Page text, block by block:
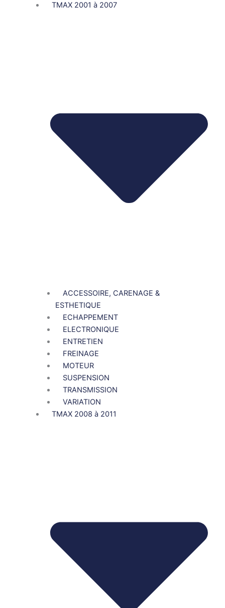
TMAX 2001 à 2007
ACCESSOIRE, CARENAGE &
ESTHETIQUE
ECHAPPEMENT
ELECTRONIQUE
ENTRETIEN
FREINAGE
MOTEUR
SUSPENSION
TRANSMISSION
VARIATION
TMAX 2008 à 2011